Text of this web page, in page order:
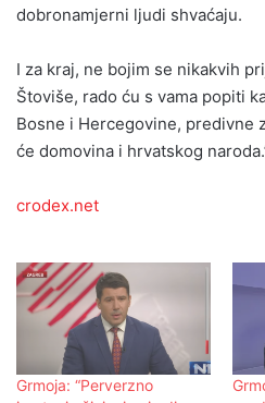
dobronamjerni ljudi shvaćaju.
I za kraj, ne bojim se nikakvih
Štoviše, rado ću s vama popiti
Bosne i Hercegovine, predivne
će domovina i hrvatskog
crodex.net
Grmoja: “Perverzno